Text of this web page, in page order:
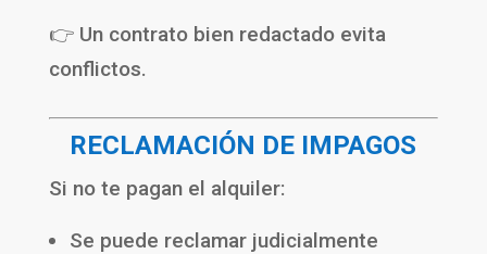
👉 Un contrato bien redactado evita
conflictos.
RECLAMACIÓN DE IMPAGOS
Si no te pagan el alquiler:
Se puede reclamar judicialmente